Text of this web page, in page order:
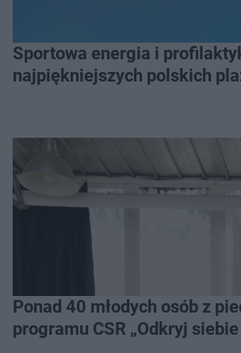
Sportowa energia i profilaktyka na piasku. Baltic Tour
najpiękniejszych polskich
Ponad 40 młodych osób z
programu CSR „Odkryj siebie